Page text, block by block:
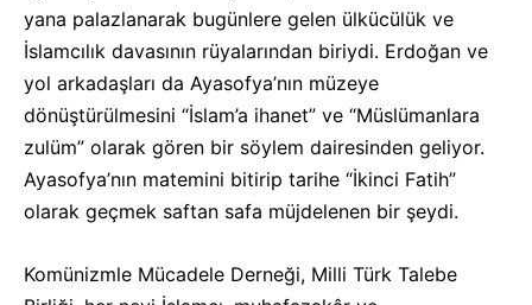
yana palazlanarak bugünlere gelen ülkücülük ve
İslamcılık davasının rüyalarından biriydi. Erdoğan ve
yol arkadaşları da Ayasofya’nın müzeye
dönüştürülmesini “İslam’a ihanet” ve “Müslümanlara
zulüm” olarak gören bir söylem dairesinden geliyor.
Ayasofya’nın matemini bitirip tarihe “İkinci Fatih”
olarak geçmek saftan safa müjdelenen bir şeydi.
Komünizmle Mücadele Derneği, Milli Türk Talebe